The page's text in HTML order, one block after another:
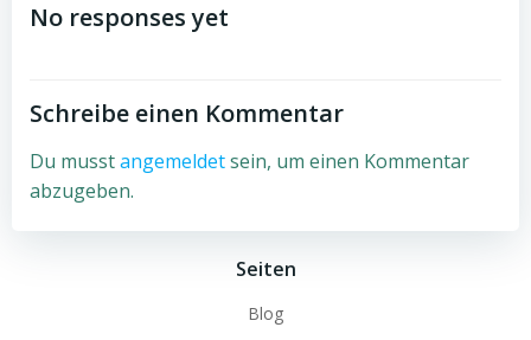
No responses yet
Schreibe einen Kommentar
Du musstangemeldetsein, um einen Kommentar
abzugeben.
Seiten
Blog